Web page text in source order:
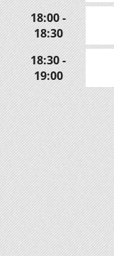
18:00 -
18:30
18:30 -
19:00